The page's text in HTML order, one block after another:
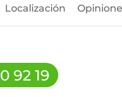
Localización
92 19